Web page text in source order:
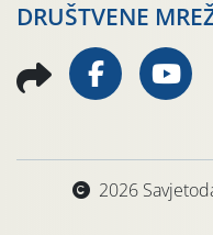
DRUŠTVENE
2026